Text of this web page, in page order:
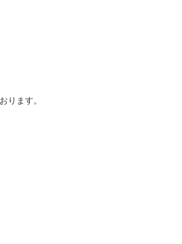
ります。